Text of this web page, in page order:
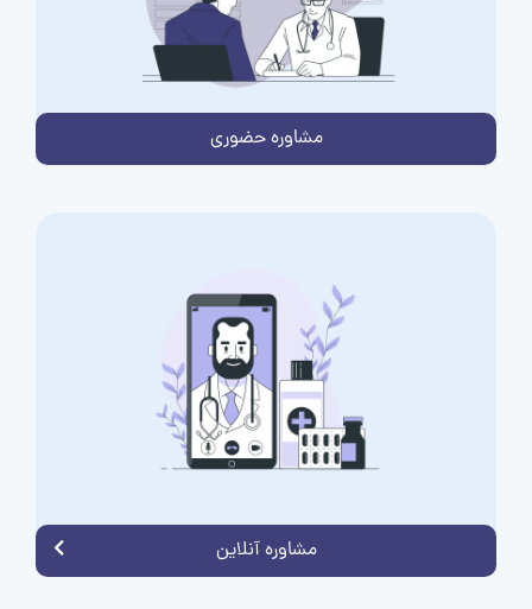
مشاوره حضوری
مشاوره آنلاین